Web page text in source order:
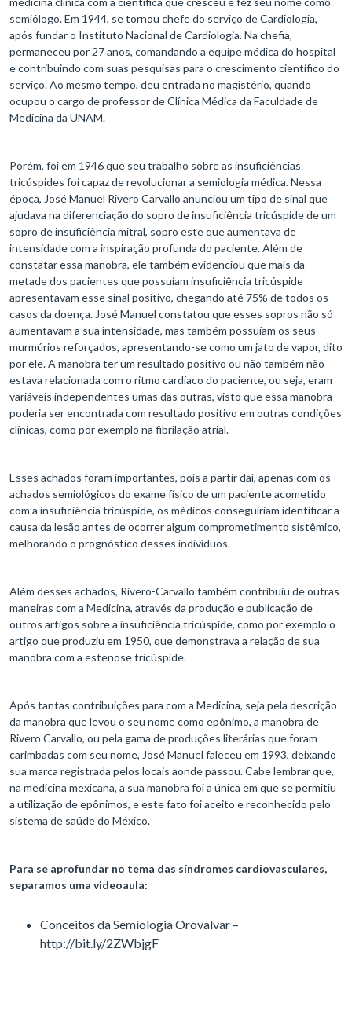
semiólogo. Em 1944, se tornou chefe do serviço de Cardiologia,
após fundar o Instituto Nacional de Cardiologia. Na chefia,
permaneceu por 27 anos, comandando a equipe médica do hospital
e contribuindo com suas pesquisas para o crescimento científico do
serviço. Ao mesmo tempo, deu entrada no magistério, quando
ocupou o cargo de professor de Clínica Médica da Faculdade de
Medicina da UNAM.
Porém, foi em 1946 que seu trabalho sobre as insuficiências
tricúspides foi capaz de revolucionar a semiologia médica. Nessa
época, José Manuel Rivero Carvallo anunciou um tipo de sinal que
ajudava na diferenciação do sopro de insuficiência tricúspide de um
sopro de insuficiência mitral, sopro este que aumentava de
intensidade com a inspiração profunda do paciente. Além de
constatar essa manobra, ele também evidenciou que mais da
metade dos pacientes que possuíam insuficiência tricúspide
apresentavam esse sinal positivo, chegando até 75% de todos os
casos da doença. José Manuel constatou que esses sopros não só
aumentavam a sua intensidade, mas também possuíam os seus
murmúrios reforçados, apresentando-se como um jato de vapor, dito
por ele. A manobra ter um resultado positivo ou não também não
estava relacionada com o ritmo cardíaco do paciente, ou seja, eram
variáveis independentes umas das outras, visto que essa manobra
poderia ser encontrada com resultado positivo em outras condições
clínicas, como por exemplo na fibrilação atrial.
Esses achados foram importantes, pois a partir daí, apenas com os
achados semiológicos do exame físico de um paciente acometido
com a insuficiência tricúspide, os médicos conseguiriam identificar a
causa da lesão antes de ocorrer algum comprometimento sistêmico,
melhorando o prognóstico desses indivíduos.
Além desses achados, Rivero-Carvallo também contribuiu de outras
maneiras com a Medicina, através da produção e publicação de
outros artigos sobre a insuficiência tricúspide, como por exemplo o
artigo que produziu em 1950, que demonstrava a relação de sua
manobra com a estenose tricúspide.
Após tantas contribuições para com a Medicina, seja pela descrição
da manobra que levou o seu nome como epônimo, a manobra de
Rivero Carvallo, ou pela gama de produções literárias que foram
carimbadas com seu nome, José Manuel faleceu em 1993, deixando
sua marca registrada pelos locais aonde passou. Cabe lembrar que,
na medicina mexicana, a sua manobra foi a única em que se permitiu
a utilização de epônimos, e este fato foi aceito e reconhecido pelo
sistema de saúde do México.
Para se aprofundar no tema das síndromes cardiovasculares,
separamos uma videoaula:
Conceitos da Semiologia Orovalvar –
http://bit.ly/2ZWbjgF